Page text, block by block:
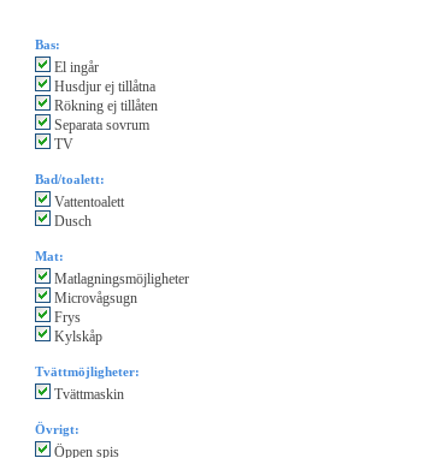
Bas:
El ingår
Husdjur ej tillåtna
Rökning ej tillåten
Separata sovrum
TV
Bad/toalett:
Vattentoalett
Dusch
Mat:
Matlagningsmöjligheter
Microvågsugn
Frys
Kylskåp
Tvättmöjligheter:
Tvättmaskin
Övrigt:
Öppen spis